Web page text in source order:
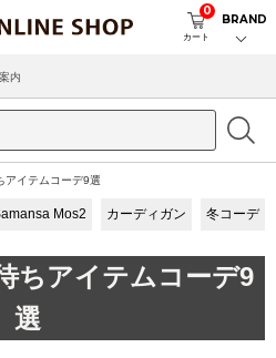
カート
0
BRAND
内
アイテムコーデ9選
Mos2 カーディガン 冬コーデ
ちアイテムコーデ9
選